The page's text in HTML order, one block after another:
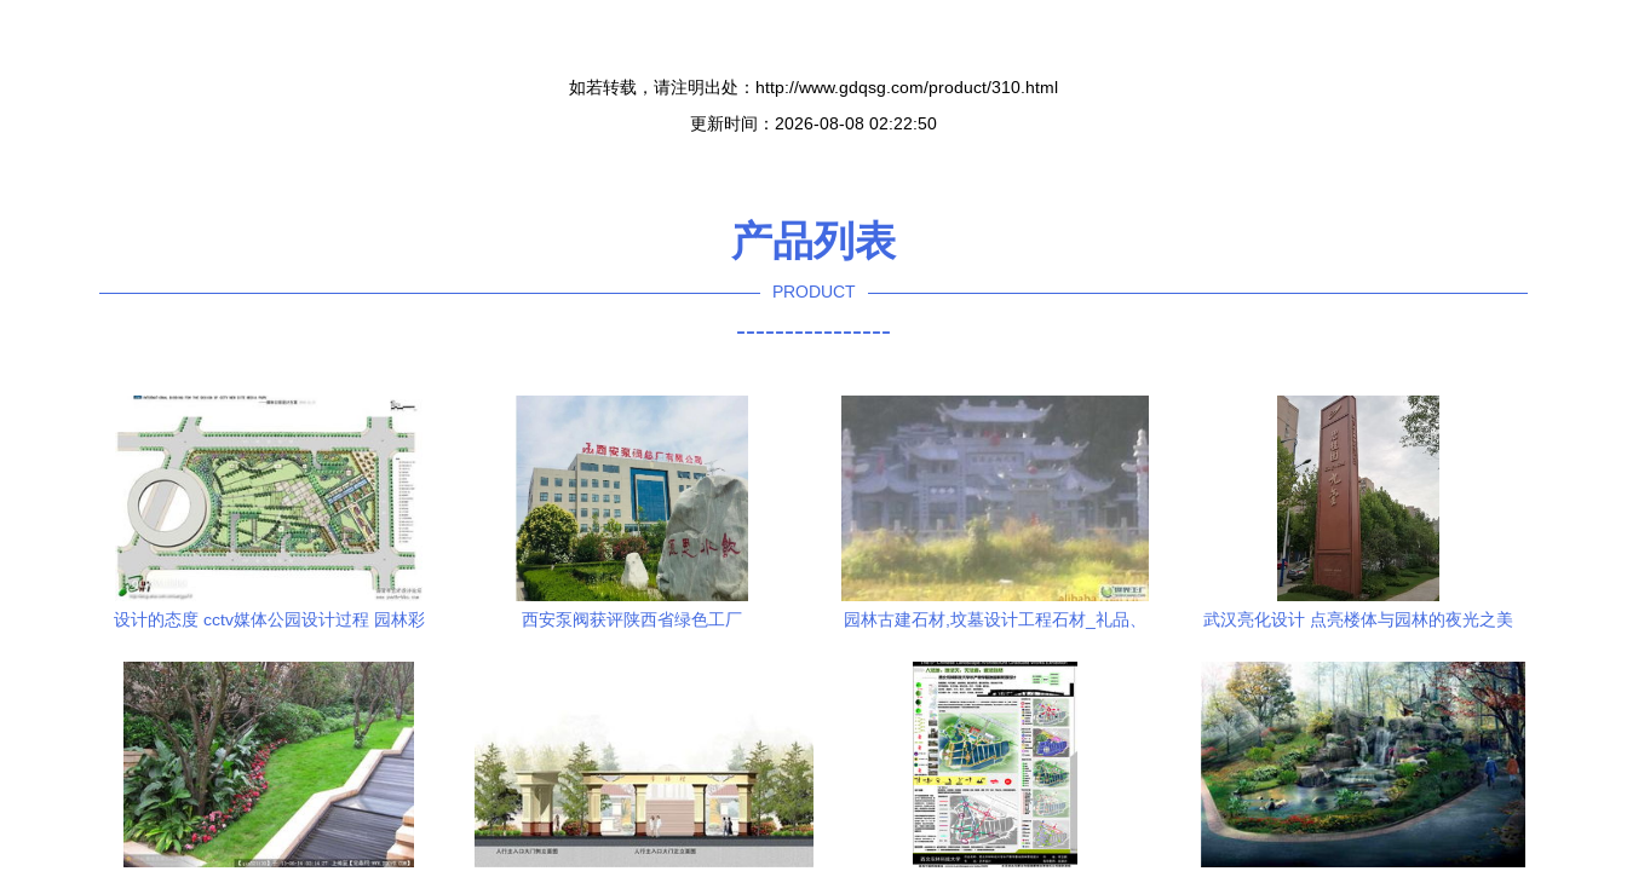
如若转载，请注明出处：http://www.gdqsg.com/product/310.html
更新时间：2026-08-08 02:22:50
产品列表
PRODUCT
----------------
设计的态度 cctv媒体公园设计过程 园林彩
凌景观网
西安泵阀获评陕西省绿色工厂
园林古建石材,坟墓设计工程石材_礼品、
武汉亮化设计 点亮楼体与园林的夜光之美